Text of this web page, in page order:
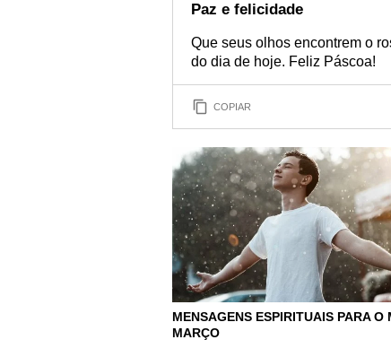
Paz e felicidade
Que seus olhos encontrem o
do dia de hoje. Feliz Páscoa!
COPIAR
MENSAGENS ESPIRITUAIS PARA O
MARÇO